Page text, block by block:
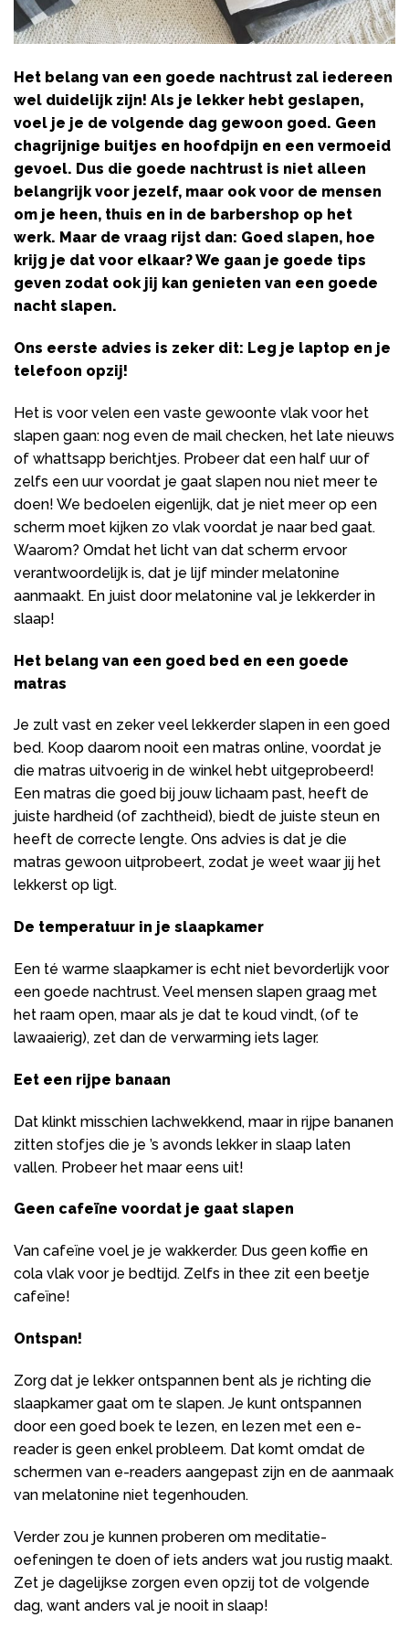
Het belang van een goede nachtrust zal iedereen
wel duidelijk zijn! Als je lekker hebt geslapen,
voel je je de volgende dag gewoon goed. Geen
chagrijnige buitjes en hoofdpijn en een vermoeid
gevoel. Dus die goede nachtrust is niet alleen
belangrijk voor jezelf, maar ook voor de mensen
om je heen, thuis en in de barbershop op het
werk. Maar de vraag rijst dan: Goed slapen, hoe
krijg je dat voor elkaar? We gaan je goede tips
geven zodat ook jij kan genieten van een goede
nacht slapen.
Ons eerste advies is zeker dit: Leg je laptop en je
telefoon opzij!
Het is voor velen een vaste gewoonte vlak voor het
slapen gaan: nog even de mail checken, het late nieuws
of whattsapp berichtjes. Probeer dat een half uur of
zelfs een uur voordat je gaat slapen nou niet meer te
doen! We bedoelen eigenlijk, dat je niet meer op een
scherm moet kijken zo vlak voordat je naar bed gaat.
Waarom? Omdat het licht van dat scherm ervoor
verantwoordelijk is, dat je lijf minder melatonine
aanmaakt. En juist door melatonine val je lekkerder in
slaap!
Het belang van een goed bed en een goede
matras
Je zult vast en zeker veel lekkerder slapen in een goed
bed. Koop daarom nooit een matras online, voordat je
die matras uitvoerig in de winkel hebt uitgeprobeerd!
Een matras die goed bij jouw lichaam past, heeft de
juiste hardheid (of zachtheid), biedt de juiste steun en
heeft de correcte lengte. Ons advies is dat je die
matras gewoon uitprobeert, zodat je weet waar jij het
lekkerst op ligt.
De temperatuur in je slaapkamer
Een té warme slaapkamer is echt niet bevorderlijk voor
een goede nachtrust. Veel mensen slapen graag met
het raam open, maar als je dat te koud vindt, (of te
lawaaierig), zet dan de verwarming iets lager.
Eet een rijpe banaan
Dat klinkt misschien lachwekkend, maar in rijpe bananen
zitten stofjes die je ’s avonds lekker in slaap laten
vallen. Probeer het maar eens uit!
Geen cafeïne voordat je gaat slapen
Van cafeïne voel je je wakkerder. Dus geen koffie en
cola vlak voor je bedtijd. Zelfs in thee zit een beetje
cafeïne!
Ontspan!
Zorg dat je lekker ontspannen bent als je richting die
slaapkamer gaat om te slapen. Je kunt ontspannen
door een goed boek te lezen, en lezen met een e-
reader is geen enkel probleem. Dat komt omdat de
schermen van e-readers aangepast zijn en de aanmaak
van melatonine niet tegenhouden.
Verder zou je kunnen proberen om meditatie-
oefeningen te doen of iets anders wat jou rustig maakt.
Zet je dagelijkse zorgen even opzij tot de volgende
dag, want anders val je nooit in slaap!